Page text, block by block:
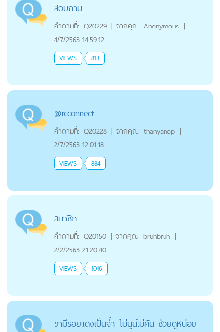
สอบถาม
คำถามที่: Q20229 | จากคุณ Anonymous |
4/7/2563 14:59:12
VIEWS 813
@rcconnect
คำถามที่: Q20228 | จากคุณ thanyanop |
2/7/2563 12:01:18
VIEWS 884
สมาชิก
คำถามที่: Q20150 | จากคุณ bruhbruh |
2/2/2563 21:20:40
VIEWS 1016
ขามีรอยแดงเป็นจ้ำ ไม่นูนไม่คัน ช่วยดูหน่อย